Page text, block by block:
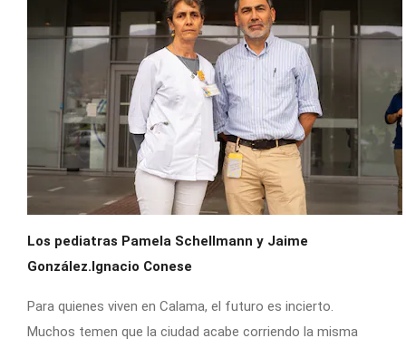
Los pediatras Pamela Schellmann y Jaime
González.Ignacio Conese
Para quienes viven en Calama, el futuro es incierto.
Muchos temen que la ciudad acabe corriendo la misma